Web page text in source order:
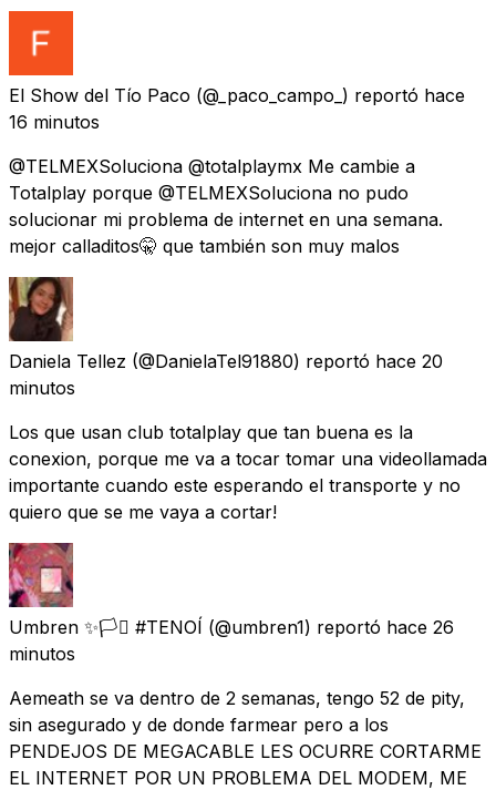
El Show del Tío Paco (@_paco_campo_) reportó hace
16 minutos
@TELMEXSoluciona @totalplaymx Me cambie a
Totalplay porque @TELMEXSoluciona no pudo
solucionar mi problema de internet en una semana.
mejor calladitos🤫 que también son muy malos
Daniela Tellez (@DanielaTel91880) reportó hace 20
minutos
Los que usan club totalplay que tan buena es la
conexion, porque me va a tocar tomar una videollamada
importante cuando este esperando el transporte y no
quiero que se me vaya a cortar!
Umbren ✨️🏳️‍⚧️ #TENOÍ (@umbren1) reportó hace 26
minutos
Aemeath se va dentro de 2 semanas, tengo 52 de pity,
sin asegurado y de donde farmear pero a los
PENDEJOS DE MEGACABLE LES OCURRE CORTARME
EL INTERNET POR UN PROBLEMA DEL MODEM, ME